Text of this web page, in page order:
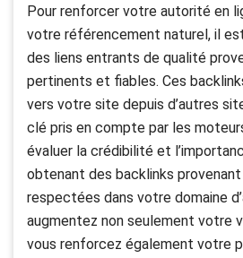
Pour renforcer votre autorité en
votre référencement naturel, il
des liens entrants de qualité
pertinents et fiables. Ces
vers votre site depuis d’autres
clé pris en compte par les
évaluer la crédibilité et
obtenant des backlinks
respectées dans votre domaine
augmentez non seulement votre
vous renforcez également votre